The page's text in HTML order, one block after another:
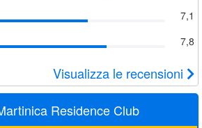
7,1
7,8
Visualizza le recensioni
Residence Club